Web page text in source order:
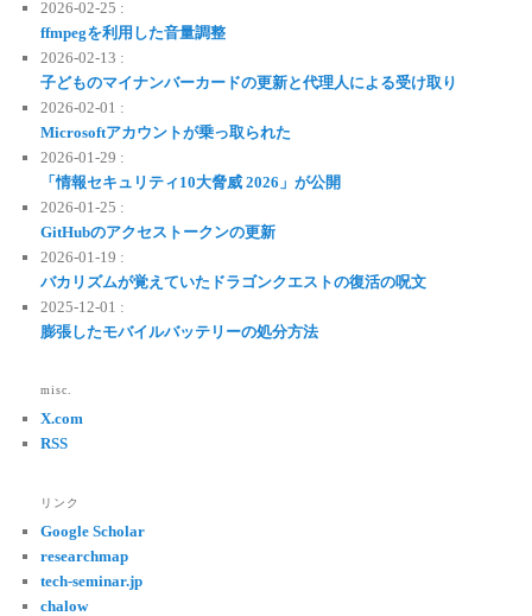
2026-02-25 :
ffmpegを利用した音量調整
2026-02-13 :
子どものマイナンバーカードの更新と代理人による受け取り
2026-02-01 :
Microsoftアカウントが乗っ取られた
2026-01-29 :
「情報セキュリティ10大脅威 2026」が公開
2026-01-25 :
GitHubのアクセストークンの更新
2026-01-19 :
バカリズムが覚えていたドラゴンクエストの復活の呪文
2025-12-01 :
膨張したモバイルバッテリーの処分方法
misc.
X.com
RSS
リンク
Google Scholar
researchmap
tech-seminar.jp
chalow